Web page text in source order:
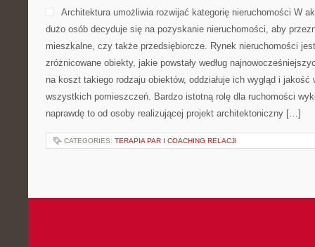
Architektura umożliwia rozwijać kategorię nieruchomości W
dużo osób decyduje się na pozyskanie nieruchomości, aby
mieszkalne, czy także przedsiębiorcze. Rynek nieruchomości
zróżnicowane obiekty, jakie powstały według
na koszt takiego rodzaju obiektów, oddziałuje ich wygląd i jakość
wszystkich pomieszczeń. Bardzo istotną rolę dla ruchomości
naprawdę to od osoby realizującej projekt architektoniczny […]
CATEGORIES: TERAPIA PAR I COACHING RELACJI